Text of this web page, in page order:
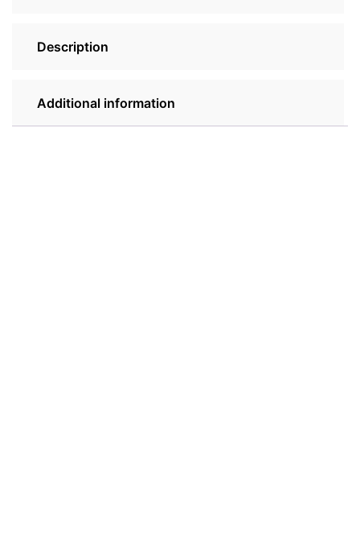
Description
Additional information